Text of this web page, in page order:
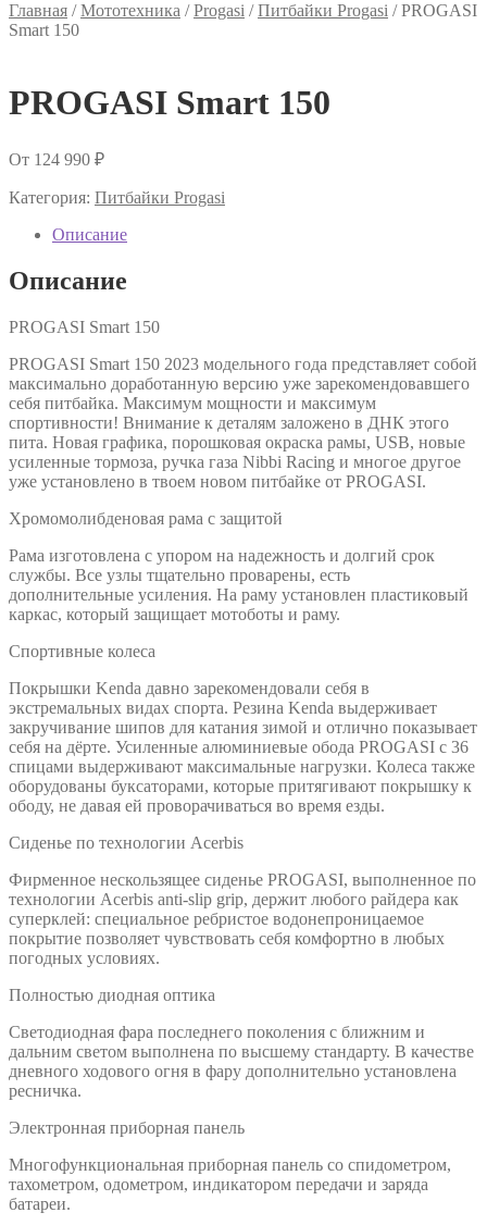
Главная /Мототехника /Progasi /Питбайки Progasi /PROGASI
Smart 150
PROGASI Smart 150
От 124 990 ₽
Категория: Питбайки Progasi
Описание
Описание
PROGASI Smart 150
PROGASI Smart 150 2023 модельного года представляет собой
максимально доработанную версию уже зарекомендовавшего
себя питбайка. Максимум мощности и максимум
спортивности! Внимание к деталям заложено в ДНК этого
пита. Новая графика, порошковая окраска рамы, USB, новые
усиленные тормоза, ручка газа Nibbi Racing и многое другое
уже установлено в твоем новом питбайке от PROGASI.
Хромомолибденовая рама с защитой
Рама изготовлена с упором на надежность и долгий срок
службы. Все узлы тщательно проварены, есть
дополнительные усиления. На раму установлен пластиковый
каркас, который защищает мотоботы и раму.
Спортивные колеса
Покрышки Kenda давно зарекомендовали себя в
экстремальных видах спорта. Резина Kenda выдерживает
закручивание шипов для катания зимой и отлично показывает
себя на дёрте. Усиленные алюминиевые обода PROGASI с 36
спицами выдерживают максимальные нагрузки. Колеса также
оборудованы буксаторами, которые притягивают покрышку к
ободу, не давая ей проворачиваться во время езды.
Сиденье по технологии Acerbis
Фирменное нескользящее сиденье PROGASI, выполненное по
технологии Acerbis anti-slip grip, держит любого райдера как
суперклей: специальное ребристое водонепроницаемое
покрытие позволяет чувствовать себя комфортно в любых
погодных условиях.
Полностью диодная оптика
Светодиодная фара последнего поколения с ближним и
дальним светом выполнена по высшему стандарту. В качестве
дневного ходового огня в фару дополнительно установлена
ресничка.
Электронная приборная панель
Многофункциональная приборная панель со спидометром,
тахометром, одометром, индикатором передачи и заряда
батареи.